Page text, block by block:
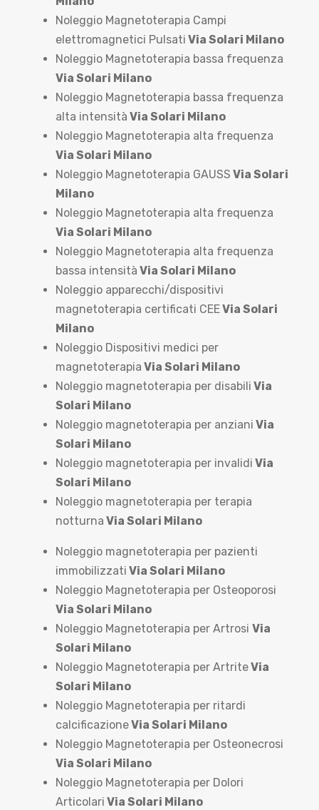
Noleggio Magnetoterapia Campi
elettromagnetici Pulsati Via Solari Milano
Noleggio Magnetoterapia bassa frequenza
Via Solari Milano
Noleggio Magnetoterapia bassa frequenza
alta intensità Via Solari Milano
Noleggio Magnetoterapia alta frequenza
Via Solari Milano
Noleggio Magnetoterapia GAUSS Via Solari
Milano
Noleggio Magnetoterapia alta frequenza
Via Solari Milano
Noleggio Magnetoterapia alta frequenza
bassa intensità Via Solari Milano
Noleggio apparecchi/dispositivi
magnetoterapia certificati CEEVia Solari
Milano
Noleggio Dispositivi medici per
magnetoterapia Via Solari Milano
Noleggio magnetoterapia per disabili Via
Solari Milano
Noleggio magnetoterapia per anziani Via
Solari Milano
Noleggio magnetoterapia per invalidi Via
Solari Milano
Noleggio magnetoterapia per terapia
notturna Via Solari Milano
Noleggio magnetoterapia per pazienti
immobilizzati Via Solari Milano
Noleggio Magnetoterapia per Osteoporosi
Via Solari Milano
Noleggio Magnetoterapia per Artrosi Via
Solari Milano
Noleggio Magnetoterapia per ArtriteVia
Solari Milano
Noleggio Magnetoterapia per ritardi
calcificazioneVia Solari Milano
Noleggio Magnetoterapia per Osteonecrosi
Via Solari Milano
Noleggio Magnetoterapia per Dolori
Articolari Via Solari Milano